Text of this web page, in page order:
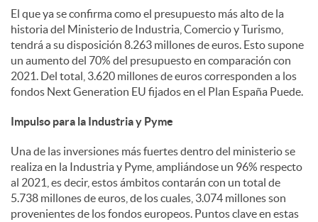
l
e
s
El que ya se confirma como el presupuesto más alto de la
historia del Ministerio de Industria, Comercio y Turismo,
tendrá a su disposición 8.263 millones de euros. Esto supone
un aumento del 70% del presupuesto en comparación con
2021. Del total, 3.620 millones de euros corresponden a los
fondos Next Generation EU fijados en el Plan España Puede.
Impulso para la Industria y Pyme
Una de las inversiones más fuertes dentro del ministerio se
realiza en la Industria y Pyme, ampliándose un 96% respecto
al 2021, es decir, estos ámbitos contarán con un total de
5.738 millones de euros, de los cuales, 3.074 millones son
provenientes de los fondos europeos. Puntos clave en estas